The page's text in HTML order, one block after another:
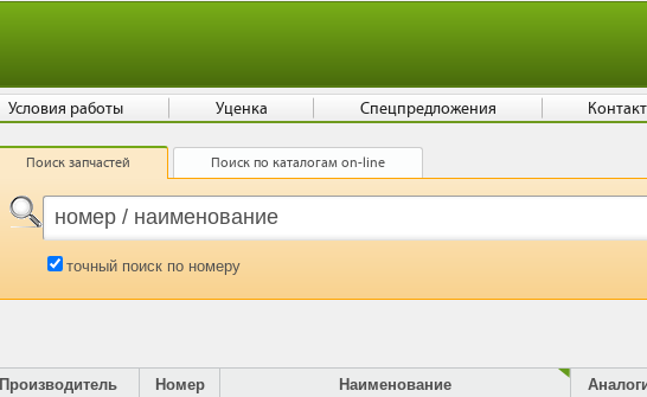
Поиск запчастей Поиск по каталогам on-line
точный поиск по номеру
Производитель Номер Наименование
Условия работы Уценка Спецпредложения